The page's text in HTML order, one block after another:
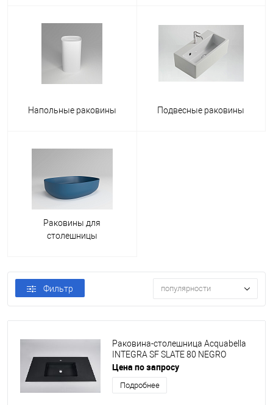
Напольные раковины Подвесные раковины
Раковины для
столешницы
Фильтр популярности
Раковина-столешница Acquabella
INTEGRA SF SLATE 80 NEGRO
Цена по запросу
Подробнее